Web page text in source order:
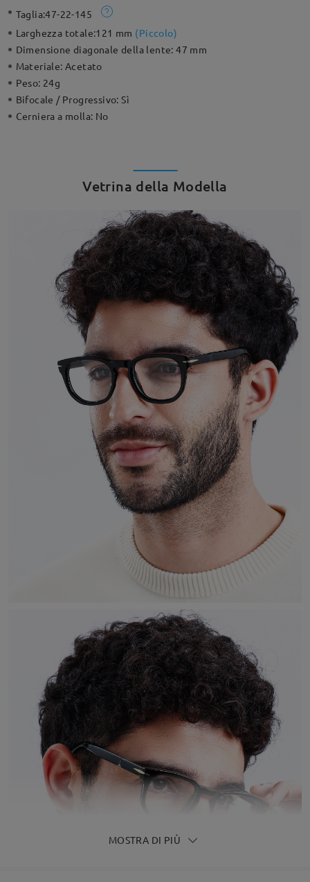
Taglia:47-22-145
Larghezza totale:121 mm (Piccolo)
Dimensione diagonale della lente:47 mm
Materiale:Acetato
Peso: 24g
Bifocale / Progressivo:Sì
Cerniera a molla: No
Vetrina della Modella
MOSTRA DI PIÙ